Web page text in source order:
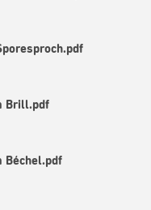
Brill.pdf
Béchel.pdf